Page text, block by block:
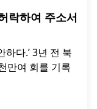
락하여 주소서
하다.’ 3년 전 북
만여 회를 기록